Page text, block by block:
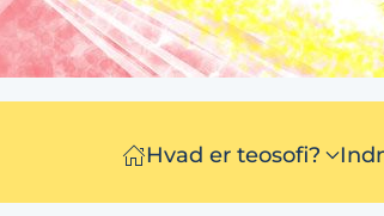
Hvad er teosofi?